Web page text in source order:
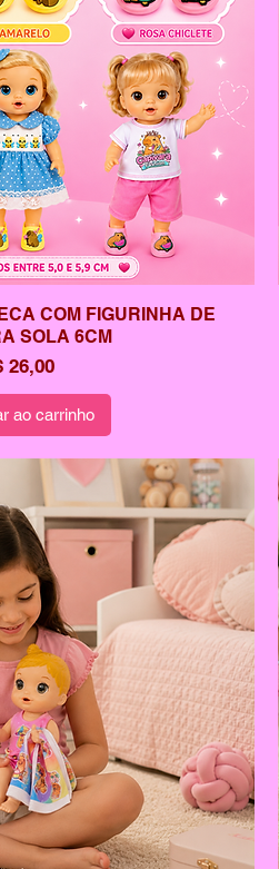
COM FIGURINHA DE
SOLA 6CM
26,00
ao carrinho